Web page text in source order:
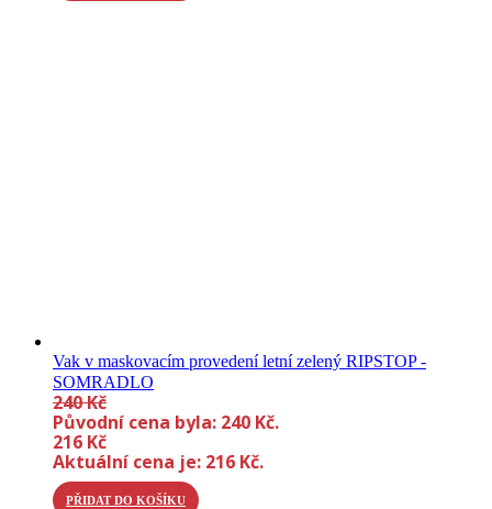
Vak v maskovacím provedení letní zelený RIPSTOP -
SOMRADLO
240Kč
Původní cena byla: 240 Kč.
216 Kč
Aktuální cena je: 216 Kč.
PŘIDAT DO KOŠÍKU